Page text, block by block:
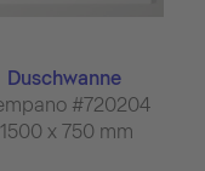
Duschwanne
#720204
1500 x 750 mm